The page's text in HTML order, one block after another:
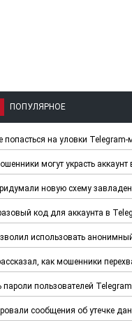
ПОПУЛЯРНОЕ
попасться на уловки
могут украсть аккаунт
новую схему
код для аккаунта в
использовать
как мошенники
пароли пользователей
сообщения об утечке